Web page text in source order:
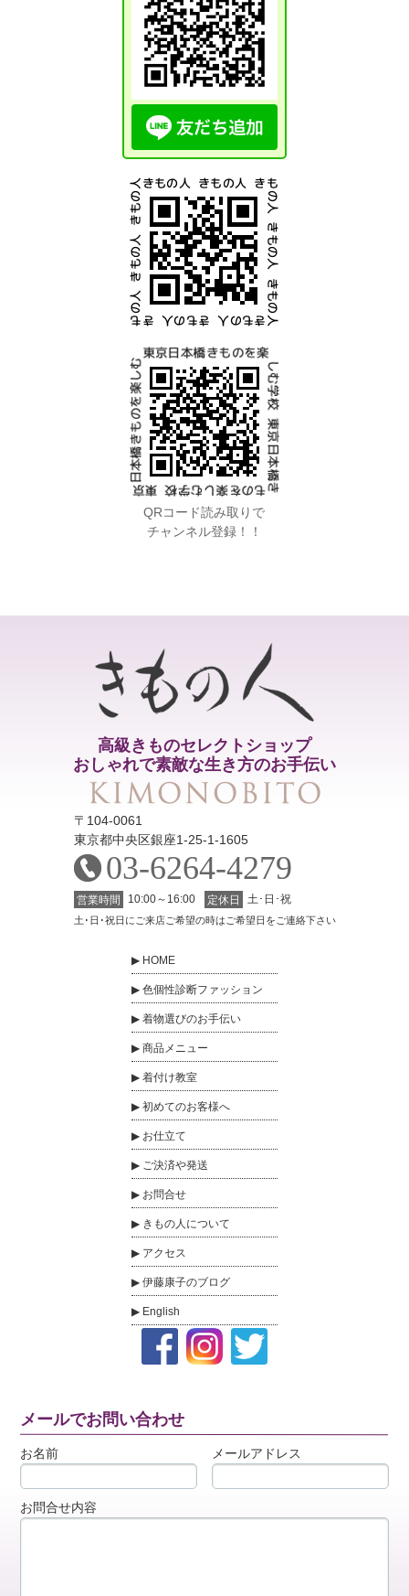
QRコード読み取りで
チャンネル登録！！
高級きものセレクトショップ
おしゃれで素敵な生き方のお手伝い
〒104-0061
東京都中央区銀座1-25-1-1605
03-6264-4279
営業時間 10:00～16:00 定休日 土･日･祝
土･日･祝日にご来店ご希望の時はご希望日をご連絡下さい
HOME
色個性診断ファッション
着物選びのお手伝い
商品メニュー
着付け教室
初めてのお客様へ
お仕立て
ご決済や発送
お問合せ
きもの人について
アクセス
伊藤康子のブログ
English
メールでお問い合わせ
お名前 メールアドレス
お問合せ内容